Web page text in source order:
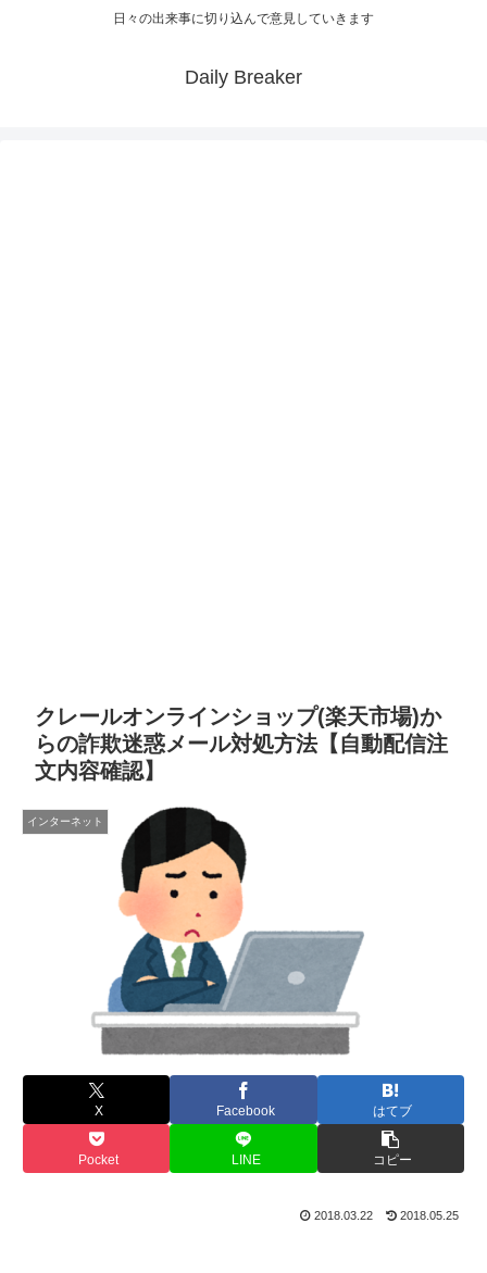
日々の出来事に切り込んで意見していきます
Daily Breaker
クレールオンラインショップ(楽天市場)か
らの詐欺迷惑メール対処方法【自動配信注
文内容確認】
インターネット
X Facebook はてブ
Pocket LINE コピー
2018.03.22 2018.05.25